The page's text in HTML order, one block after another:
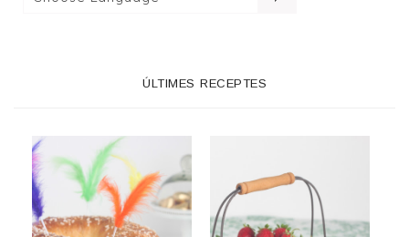
ÚLTIMES RECEPTES